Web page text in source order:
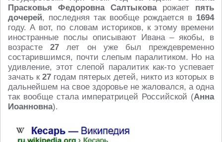
Прасковья Федоровна Салтыковарожает пять
дочерей, последняя так вообще рождается в 1694
году. А вот, по словам историков, к этому времени
иностранные послы описывают Ивана – якобы, в
возрасте27 лет он уже был преждевременно
состарившимся, почти слепым паралитиком. Но на
удивление, этот слепой паралитик как-то успевает
зачать к 27 годам пятерых детей, никто из которых в
дальнейшем на свое здоровье не жаловался, а одна
так вообще стала императрицей Российской (Анна
Иоанновна).